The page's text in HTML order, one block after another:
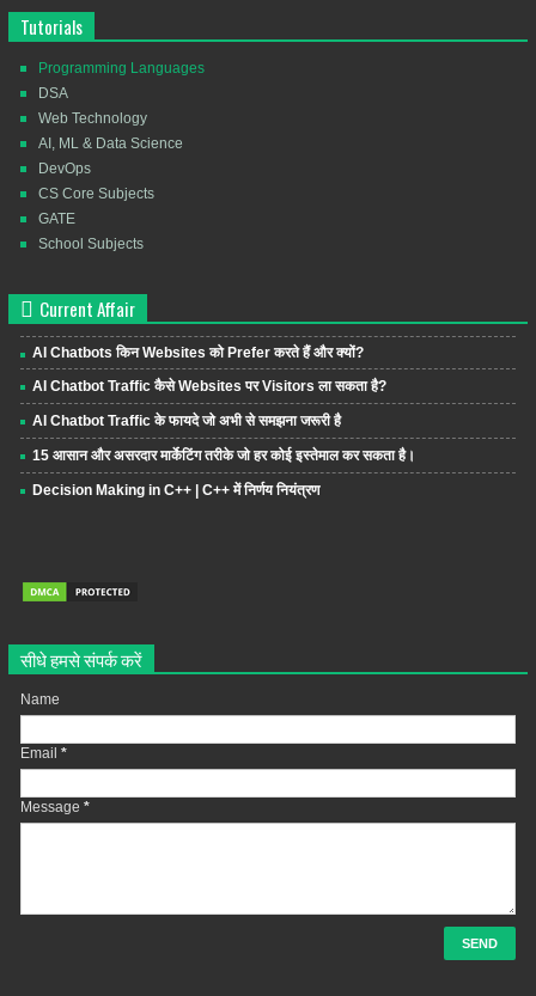
Tutorials
Programming Languages
DSA
Web Technology
AI, ML & Data Science
DevOps
CS Core Subjects
GATE
School Subjects
Current Affair
AI Chatbots किन Websites को Prefer करते हैं और क्यों?
AI Chatbot Traffic कैसे Websites पर Visitors ला सकता है?
AI Chatbot Traffic के फायदे जो अभी से समझना जरूरी है
15 आसान और असरदार मार्केटिंग तरीके जो हर कोई इस्तेमाल कर सकता है।
Decision Making in C++ | C++ में निर्णय नियंत्रण
सीधे हमसे संपर्क करें
Name
Email *
Message *